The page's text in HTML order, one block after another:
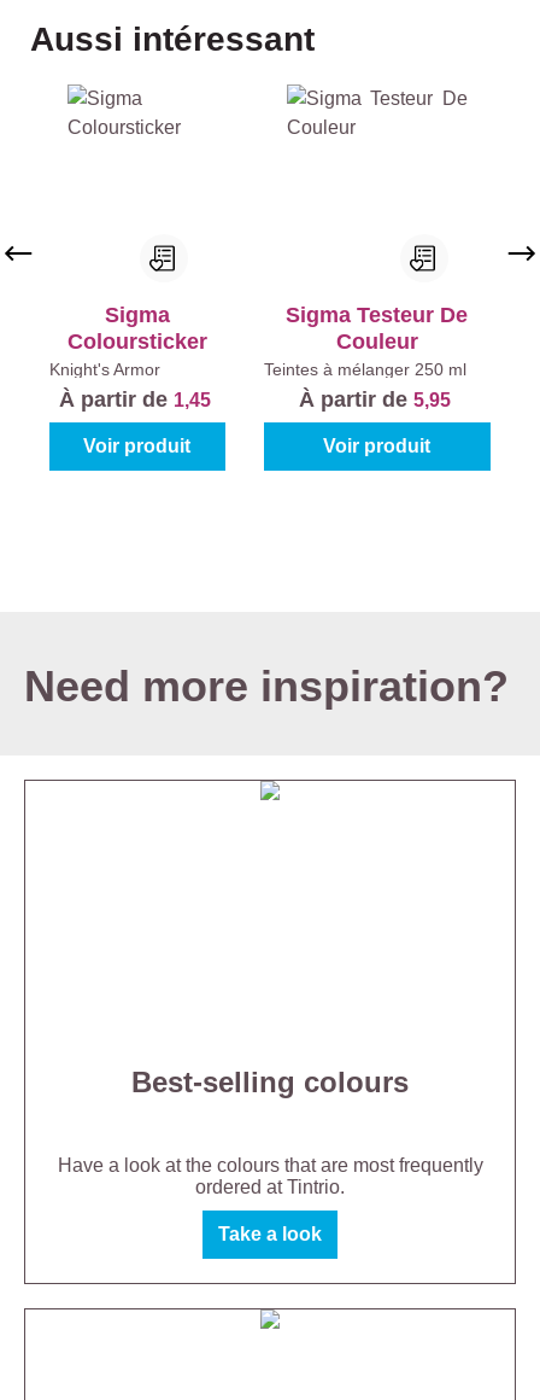
Ignorer la galerie de produits
Aussi intéressant
Sigma
Coloursticker
Knight's Armor
À partir de 1,45
Voir produit
Sigma Testeur De
Couleur
Teintes à mélanger 250 ml
À partir de 5,95
Voir produit
Need more inspiration?
Best-selling colours
Have a look at the colours that are most frequently
ordered at Tintrio.
Take a look